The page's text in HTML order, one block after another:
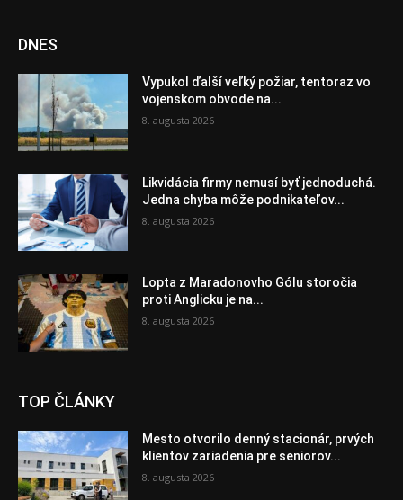
DNES
Vypukol ďalší veľký požiar, tentoraz vo
vojenskom obvode na...
8. augusta 2026
Likvidácia firmy nemusí byť jednoduchá.
Jedna chyba môže podnikateľov...
8. augusta 2026
Lopta z Maradonovho Gólu storočia
proti Anglicku je na...
8. augusta 2026
TOP ČLÁNKY
Mesto otvorilo denný stacionár, prvých
klientov zariadenia pre seniorov...
8. augusta 2026